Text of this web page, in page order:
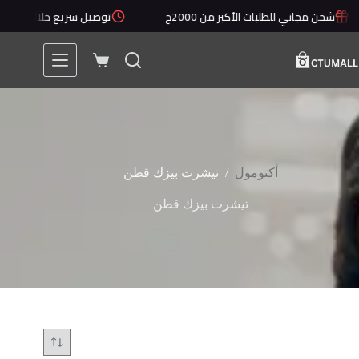
التجاوز
إلى شحن مجاني للطلبات الأكبر من 2000ج توصيل سريع خلال 1 - 5 أيام
عربة
أكتومول / تيشرت بيزك قطن
تيشرت بيزك قطن